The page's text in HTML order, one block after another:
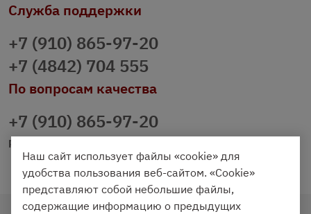
Служба поддержки
+7 (910) 865-97-20
+7 (4842) 704 555
По вопросам качества
+7 (910) 865-97-20
prazdnichniy40@palmi.ru
Наш сайт использует файлы «cookie» для
удобства пользования веб-сайтом. «Cookie»
представляют собой небольшие файлы,
содержащие информацию о предыдущих